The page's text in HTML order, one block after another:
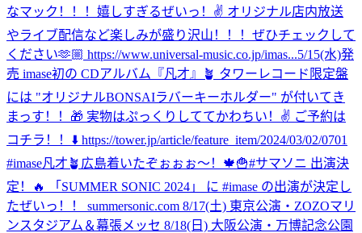
なマック！！！嬉しすぎるぜいっ！✌️ オリジナル店内放送
やライブ配信など楽しみが盛り沢山！！！ぜひチェックして
ください🫶🏼 https://www.universal-music.co.jp/imas...5/15(水)発
売 imase初の CDアルバム『凡才』🪴 タワーレコード限定盤
には "オリジナルBONSAIラバーキーホルダー" が付いてき
まっす！！🎁 実物はぷっくりしててかわちい！✌️ ご予約は
コチラ！！⬇️ https://tower.jp/article/feature_item/2024/03/02/0701
#imase凡才🪴 広島着いたぞぉぉぉ〜！🍁🍟#サマソニ 出演決
定！🔥 「SUMMER SONIC 2024」 に #imase の出演が決定し
たぜいっ！！ summersonic.com 8/17(土) 東京公演・ZOZOマリ
ンスタジアム＆幕張メッセ 8/18(日) 大阪公演・万博記念公園